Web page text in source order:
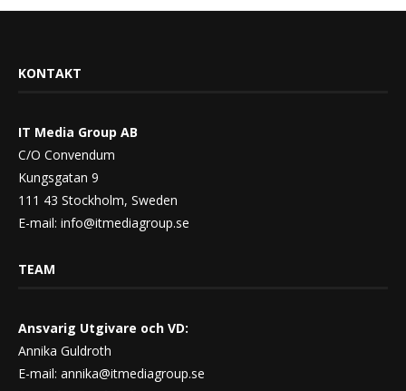
KONTAKT
IT Media Group AB
C/O Convendum
Kungsgatan 9
111 43 Stockholm, Sweden
E-mail: info@itmediagroup.se
TEAM
Ansvarig Utgivare och VD:
Annika Guldroth
E-mail: annika@itmediagroup.se